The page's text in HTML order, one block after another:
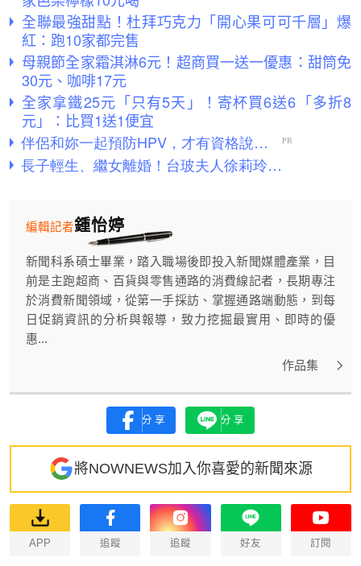
全聯最強甜點！杜拜巧克力「開心果可可千層」爆
紅：跑10家都完售
母親節全家霜淇淋6元！超商買一送一優惠：甜筒免
30元、咖啡17元
全家拿鐵25元「只有5天」！寄杯買6送6「多折8
元」：比買1送1便宜
鍾怡婷
編輯記者
新聞科系碩士畢業，踏入職場後即投入新聞媒體產業，目
前是主跑超商、百貨與零售通路的消費線記者，長期專注
於消費新聞領域，從第一手採訪、掌握通路端動態，到每
日促銷資訊的分析與報導，致力挖掘最實用、即時的優
惠...
作品集
分享 分享
將NOWNEWS加入你喜愛的新聞來源
APP 追蹤 追蹤 好友 訂閱